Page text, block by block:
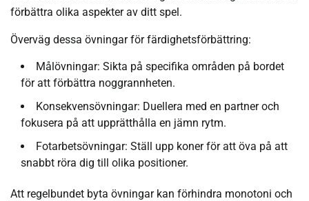
förbättra olika aspekter av ditt spel.
Överväg dessa övningar för färdighetsförbättring:
Målövningar: Sikta på specifika områden på bordet
för att förbättra noggrannheten.
Konsekvensövningar: Duellera med en partner och
fokusera på att upprätthålla en jämn rytm.
Fotarbetsövningar: Ställ upp koner för att öva på att
snabbt röra dig till olika positioner.
Att regelbundet byta övningar kan förhindra monotoni och